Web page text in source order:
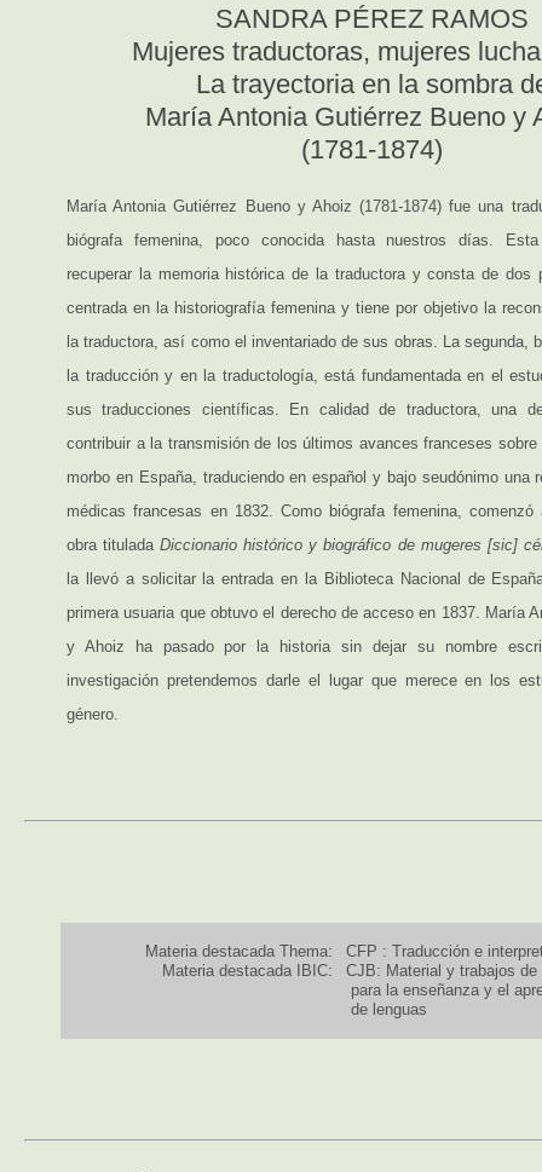
SANDRA PÉREZ RAMOS
Mujeres traductoras, mujeres
La trayectoria en la sombra
María Antonia Gutiérrez Bueno y
(1781-1874)
María Antonia Gutiérrez Bueno y Ahoiz (1781-1874) fue una
biógrafa femenina, poco conocida hasta nuestros días. Esta
recuperar la memoria histórica de la traductora y consta de dos
centrada en la historiografía femenina y tiene por objetivo la
la traductora, así como el inventariado de sus obras. La segunda,
la traducción y en la traductología, está fundamentada en el
sus traducciones científicas. En calidad de traductora, una
contribuir a la transmisión de los últimos avances franceses
morbo en España, traduciendo en español y bajo seudónimo una
médicas francesas en 1832. Como biógrafa femenina,
obra tituladaDiccionario histórico y biográfico de mugeres [sic]
la llevó a solicitar la entrada en la Biblioteca Nacional de
primera usuaria que obtuvo el derecho de acceso en 1837. María
y Ahoiz ha pasado por la historia sin dejar su nombre
investigación pretendemos darle el lugar que merece en los
género.
Materia destacada Thema:
CFP : Traducción e
Materia destacada IBIC:
CJB: Material y trabajos de
para la enseñanza y el
de lenguas